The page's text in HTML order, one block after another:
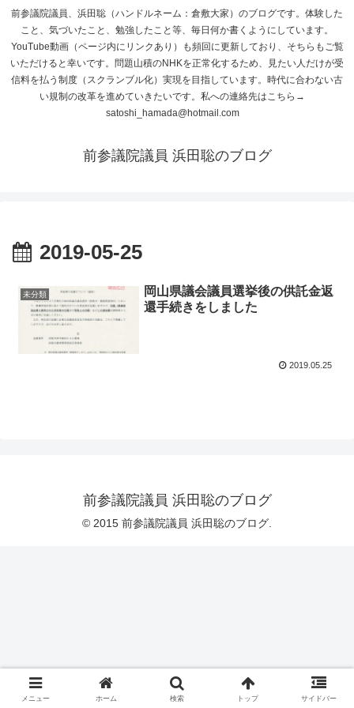
前参議院議員、浜田聡（ハンドルネーム：倉敷大家）のブログです。体験した
こと、気づいたこと、勉強したこと等、毎日何か書くようにしています。
YouTube動画（ページ内にリンクあり）も頻回に更新しており、そちらもご覧
いただけると幸いです。問題山積のNHKを正常化するため、見たい人だけが受
信料を払う制度（スクランブル化）実現を目指しています。時代に合わない古
い規制の改革を進めていきたいです。私への連絡先はこちら→
satoshi_hamada@hotmail.com
前参議院議員 浜田聡のブログ
2019-05-25
未分類
岡山県議会議員選挙後の供託金返
還手続きをしました
2019.05.25
前参議院議員 浜田聡のブログ
© 2015 前参議院議員 浜田聡のブログ.
メニュー ホーム 検索 トップ サイドバー